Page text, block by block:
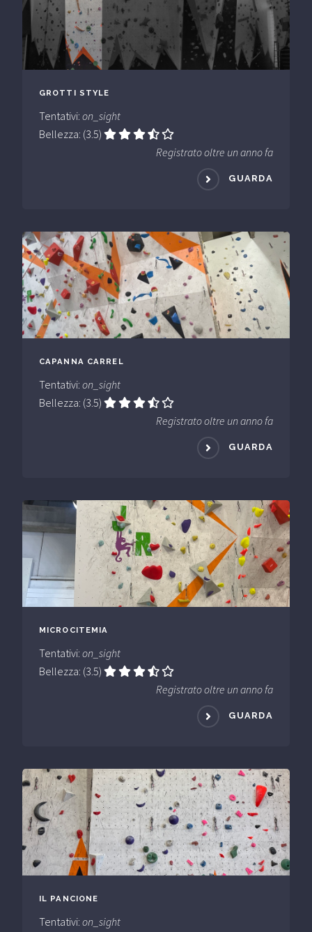
GROTTI STYLE
Tentativi: on_sight
Bellezza: (3.5)
Registrato oltre un anno fa
GUARDA
CAPANNA CARREL
Tentativi: on_sight
Bellezza: (3.5)
Registrato oltre un anno fa
GUARDA
MICROCITEMIA
Tentativi: on_sight
Bellezza: (3.5)
Registrato oltre un anno fa
GUARDA
IL PANCIONE
Tentativi: on_sight